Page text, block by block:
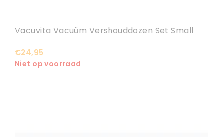
Vacuvita Vacuüm Vershouddozen Set Small
€24,95
Niet op voorraad